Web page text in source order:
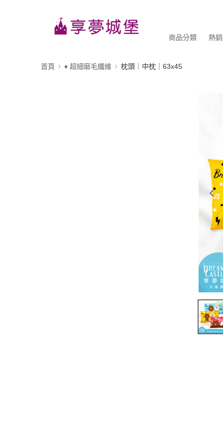
商品分類 熱
首頁 ♦ 超細磨毛纖維 枕頭｜中枕｜63x45